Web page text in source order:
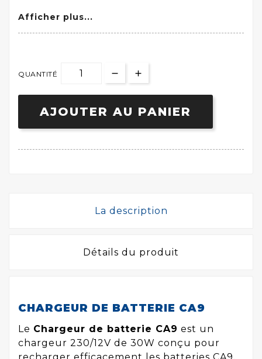
Afficher plus...
QUANTITÉ
AJOUTER AU PANIER
La description
Détails du produit
CHARGEUR DE BATTERIE CA9
Le Chargeur de batterie CA9 est un
chargeur 230/12V de 30W conçu pour